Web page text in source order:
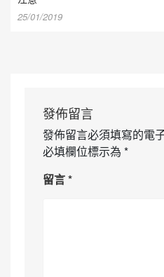
25/01/2019
發佈留言
發佈留言必須填寫的電
必填欄位標示為 *
留言*